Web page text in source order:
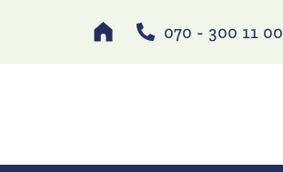
070 - 300 11 00